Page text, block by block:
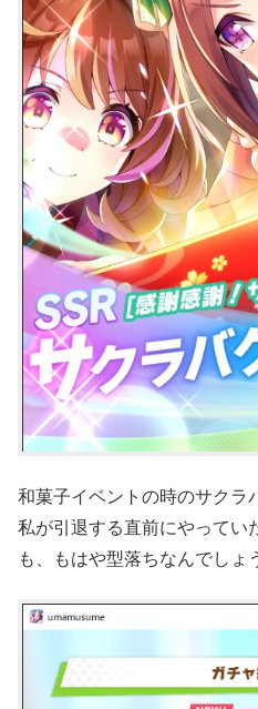
和菓子イベントの時のサクラ
私が引退する直前にやってい
も、もはや型落ちなんでしょ